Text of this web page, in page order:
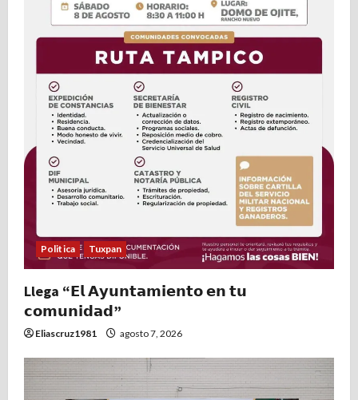
Politica Tuxpan
Llega “𝗘𝗹 𝗔𝘆𝘂𝗻𝘁𝗮𝗺𝗶𝗲𝗻𝘁𝗼 𝗲𝗻 𝘁𝘂
𝗰𝗼𝗺𝘂𝗻𝗶𝗱𝗮𝗱”
Eliascruz1981 agosto 7, 2026